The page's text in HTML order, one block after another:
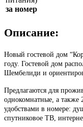
за номер
Описание:
Новый гостевой дом
году. Гостевой дом
Шембелиди и
Предлагаются для
однокомнатные, а также
удобствами в номере:
спутниковое ТВ,